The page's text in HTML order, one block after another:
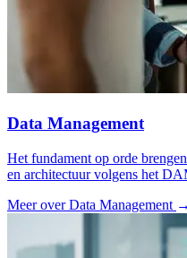
Data Management
Het fundament op orde
en architectuur volgens het
Meer over Data Management →